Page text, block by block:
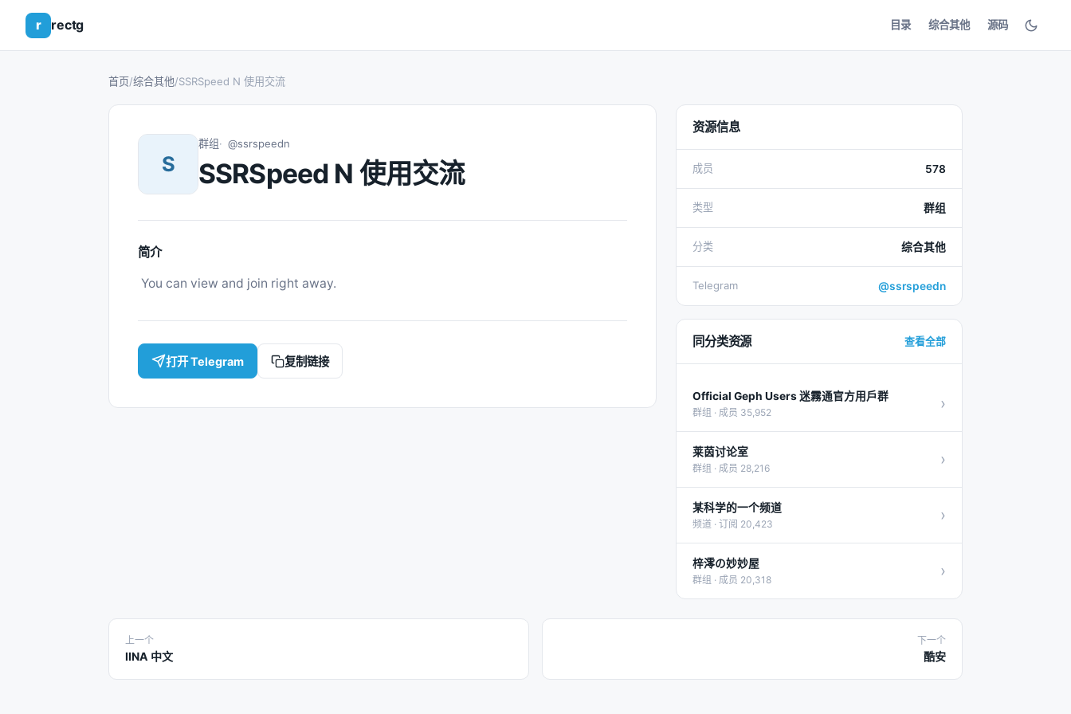
r rectg 目录 综合其他 源码
首页/综合其他/SSRSpeed N 使用交流
S
群组 @ssrspeedn
SSRSpeed N 使用交流
简介
You can view and join right away.
打开 Telegram 复制链接
资源信息
成员 578
类型 群组
分类 综合其他
Telegram @ssrspeedn
同分类资源 查看全部
Official Geph Users 迷霧通官方用戶群
群组 · 成员 35,952 ›
莱茵讨论室
群组 · 成员 28,216 ›
某科学的一个频道
频道 · 订阅 20,423 ›
梓澪の妙妙屋
群组 · 成员 20,318 ›
上一个
IINA 中文
下一个
酷安